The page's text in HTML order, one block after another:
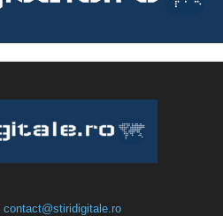
contact@stiridigitale.ro